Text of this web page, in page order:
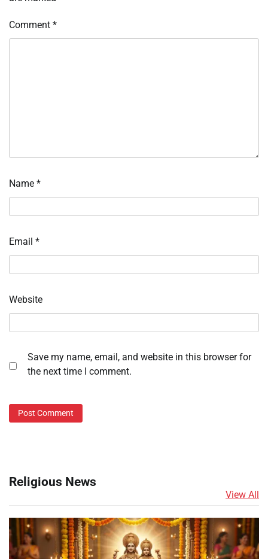
Comment *
Name *
Email *
Website
Save my name, email, and website in this browser for
the next time I comment.
Religious News
View All